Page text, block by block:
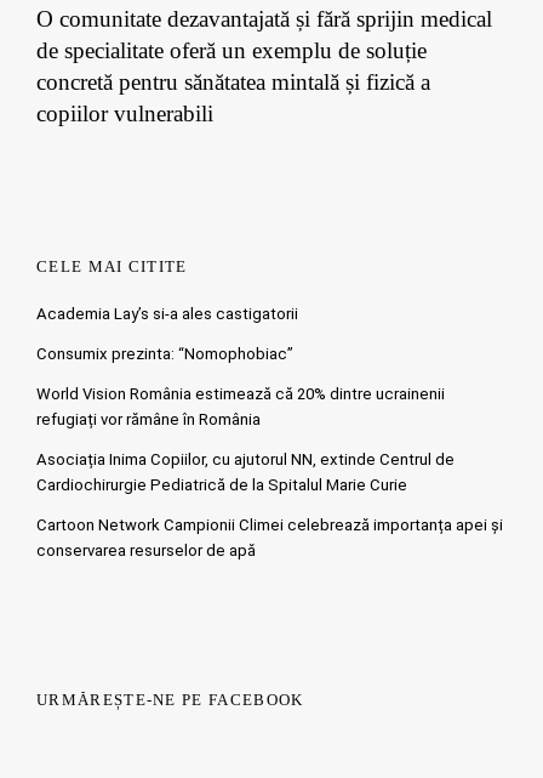
O comunitate dezavantajată și fără sprijin medical
de specialitate oferă un exemplu de soluție
concretă pentru sănătatea mintală și fizică a
copiilor vulnerabili
CELE MAI CITITE
Academia Lay’s si-a ales castigatorii
Consumix prezinta: “Nomophobiac”
World Vision România estimează că 20% dintre ucrainenii
refugiați vor rămâne în România
Asociația Inima Copiilor, cu ajutorul NN, extinde Centrul de
Cardiochirurgie Pediatrică de la Spitalul Marie Curie
Cartoon Network Campionii Climei celebrează importanța apei și
conservarea resurselor de apă
URMĂREȘTE-NE PE FACEBOOK